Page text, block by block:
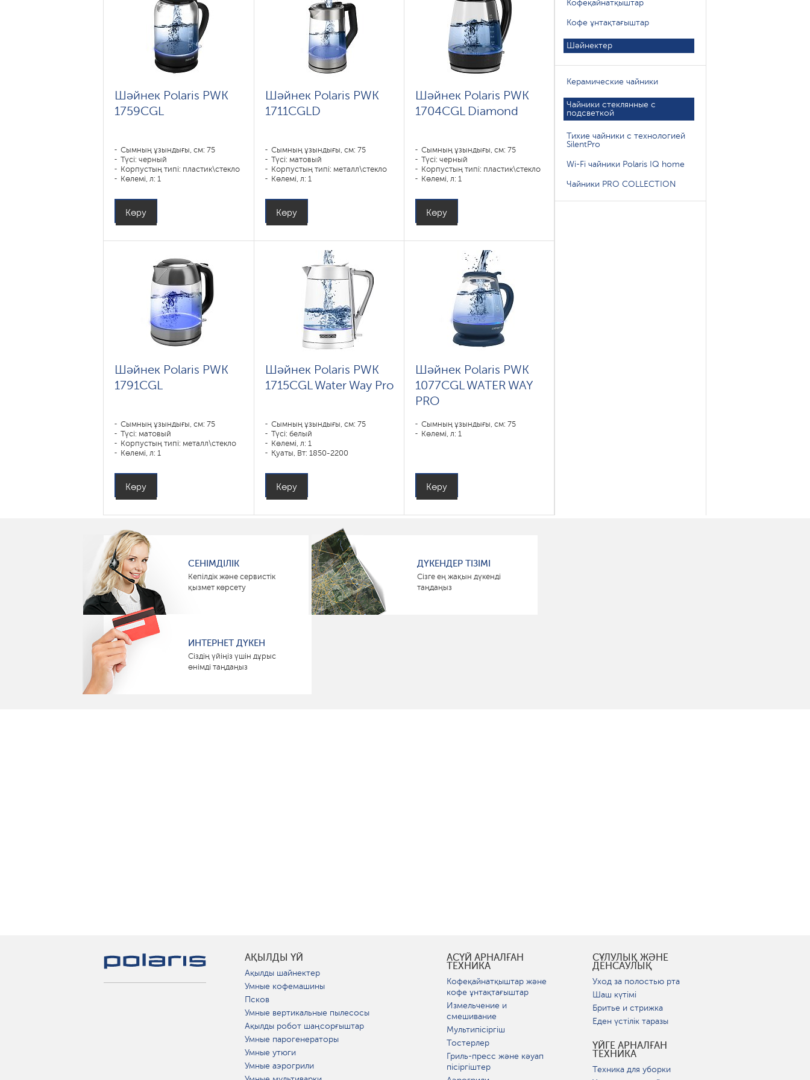
Шәйнек Polaris PWK
1759CGL
Сымның ұзындығы, см: 75
Түсі: черный
Корпустың типі: пластик\стекло
Көлемі, л: 1
Көру
Шәйнек Polaris PWK
1711CGLD
Сымның ұзындығы, см: 75
Түсі: матовый
Корпустың типі: металл\стекло
Көлемі, л: 1
Көру
Шәйнек Polaris PWK
1704CGL Diamond
Сымның ұзындығы, см: 75
Түсі: черный
Корпустың типі: пластик\стекло
Көлемі, л: 1
Көру
Шәйнек Polaris PWK
1791CGL
Сымның ұзындығы, см: 75
Түсі: матовый
Корпустың типі: металл\стекло
Көлемі, л: 1
Көру
Шәйнек Polaris PWK
1715CGL Water Way Pro
Сымның ұзындығы, см: 75
Түсі: белый
Көлемі, л: 1
Қуаты, Вт: 1850-2200
Көру
Шәйнек Polaris PWK
1077CGL WATER WAY
PRO
Сымның ұзындығы, см: 75
Көлемі, л: 1
Көру
Кофеқайнатқыштар
Кофе ұнтақтағыштар
Шәйнектер
Керамические чайники
Чайники стеклянные с
подсветкой
Тихие чайники с технологией
SilentPro
Wi-Fi чайники Polaris IQ home
Чайники PRO COLLECTION
СЕНІМДІЛІК
Кепілдік және сервистік
қызмет көрсету
ДҮКЕНДЕР ТІЗІМІ
Сізге ең жақын дүкенді
таңдаңыз
ИНТЕРНЕТ ДҮКЕН
Сіздің үйіңіз үшін дұрыс
өнімді таңдаңыз
АҚЫЛДЫ ҮЙ
Ақылды шайнектер
Умные кофемашины
Псков
Умные вертикальные пылесосы
Ақылды робот шаңсорғыштар
Умные парогенераторы
Умные утюги
Умные аэрогрили
АСҮЙ АРНАЛҒАН
ТЕХНИКА
Кофеқайнатқыштар және
кофе ұнтақтағыштар
Измельчение и
смешивание
Мультипісіргіш
Тостерлер
Гриль-пресс және кәуап
пісіргіштер
СҰЛУЛЫҚ ЖӘНЕ
ДЕНСАУЛЫҚ
Уход за полостью рта
Шаш күтімі
Бритье и стрижка
Еден үстілік таразы
ҮЙГЕ АРНАЛҒАН
ТЕХНИКА
Техника для уборки